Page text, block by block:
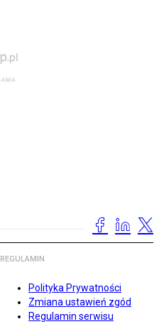
REGULAMIN
Polityka Prywatności
Zmiana ustawień zgód
Regulamin serwisu